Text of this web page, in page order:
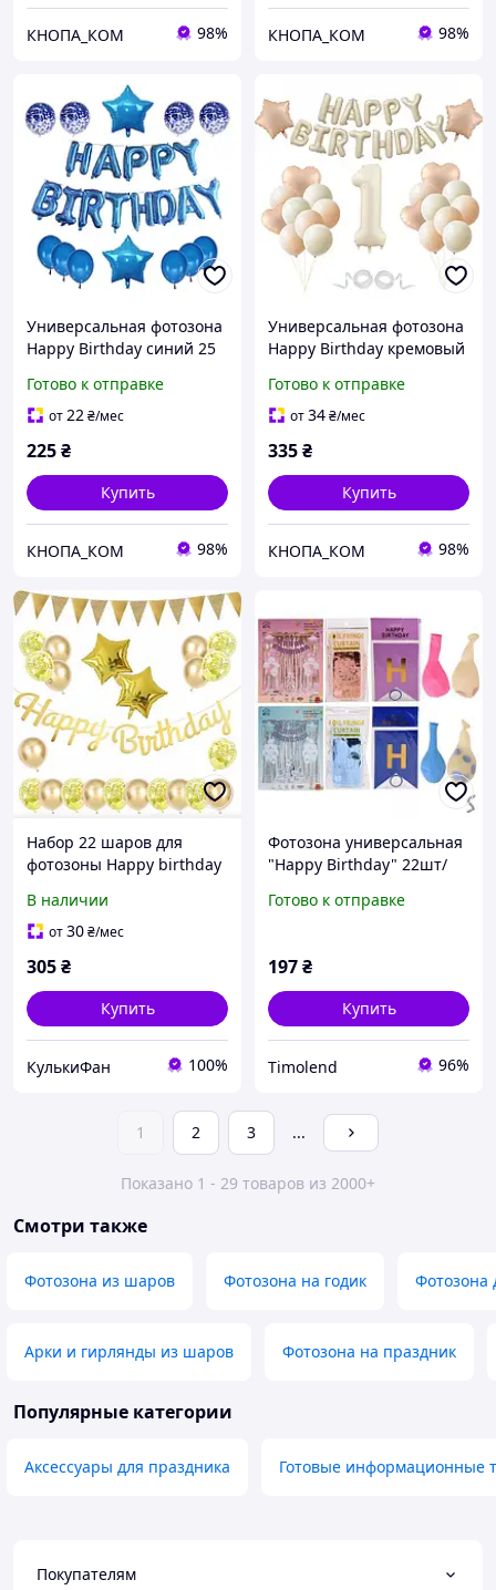
КНОПА_КОМ 98% КНОПА_КОМ 98%
Универсальная фотозона
Happy Birthday синий 25
Готово к отправке
от22₴/мес
225₴
Купить
КНОПА_КОМ 98%
Универсальная фотозона
Happy Birthday кремовый
Готово к отправке
от34₴/мес
335₴
Купить
КНОПА_КОМ 98%
Набор 22 шаров для
фотозоны Happy birthday
флажками Золото
В наличии
от30₴/мес
305₴
Купить
КулькиФан 100%
Фотозона универсальная
"Happy Birthday" 22шт/
Готово к отправке
197₴
Купить
Timolend 96%
1 2 3 ...
Показано 1 - 29 товаров из 2000+
Смотри также
Фотозона из шаров Фотозона на годик Фотозона
Арки и гирлянды из шаров Фотозона на праздник
Популярные категории
Аксессуары для праздника Готовые информационные
Покупателям